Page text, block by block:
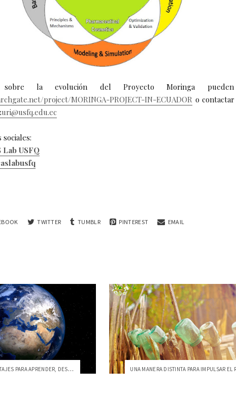
sobre la evolución del Proyecto Moringa pueden
project/MORINGA-PROJECT-IN-ECUADOR o
Lab USFQ
TWITTER TUMBLR PINTEREST EMAIL
VIDEOS Y REPORTAJES PARA APRENDER, DESCU...